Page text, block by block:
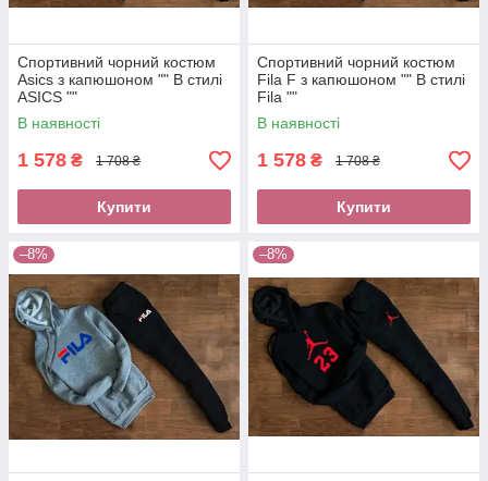
Спортивний чорний костюм
Asics з капюшоном "" В стилі
ASICS ""
В наявності
1 578 ₴ 1 708 ₴
Купити
Спортивний чорний костюм
Fila F з капюшоном "" В стилі
Fila ""
В наявності
1 578 ₴ 1 708 ₴
Купити
–8% –8%